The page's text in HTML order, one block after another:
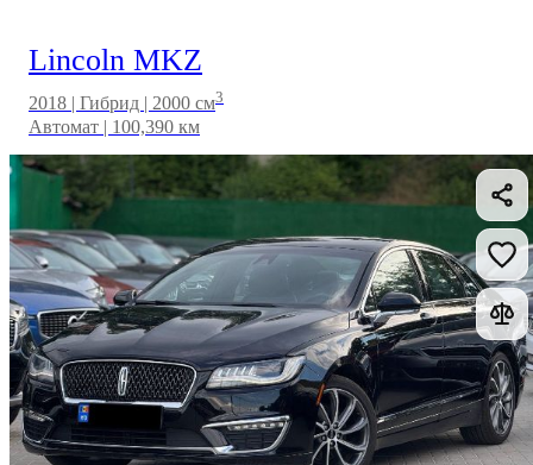
Lincoln MKZ
2018 | Гибрид | 2000 см3
Автомат | 100,390 км